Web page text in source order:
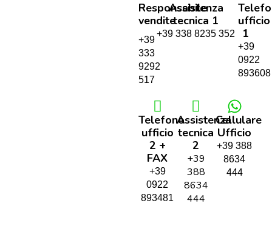
Responsabile
vendite
+39
333
9292
517
Assistenza
tecnica 1
+39 338 8235 352
ufficio
1
+39
0922
893608
Telefono
ufficio
2 +
FAX
+39
0922
893481
Assistenza
tecnica
2
+39
388
8634
444
Cellulare
Ufficio
+39 388
8634
444